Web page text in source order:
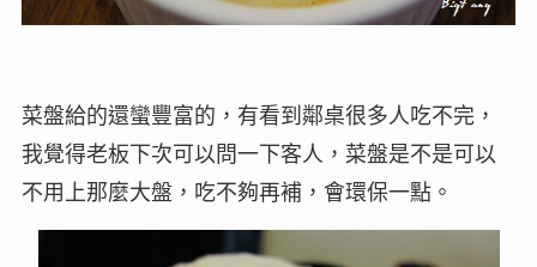
菜盤給的還蠻豐富的，有看到鄰桌很多人吃不完，
我覺得老板下次可以問一下客人，菜盤是不是可以
不用上那麼大盤，吃不夠再補，會環保一點。